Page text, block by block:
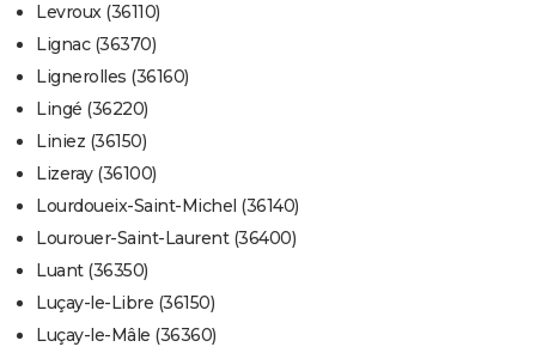
Levroux (36110)
Lignac (36370)
Lignerolles (36160)
Lingé (36220)
Liniez (36150)
Lizeray (36100)
Lourdoueix-Saint-Michel (36140)
Lourouer-Saint-Laurent (36400)
Luant (36350)
Luçay-le-Libre (36150)
Luçay-le-Mâle (36360)